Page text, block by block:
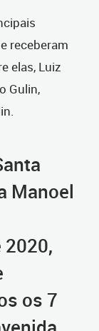
receberam
elas, Luiz
Gulin,
Manoel
2020,
os 7